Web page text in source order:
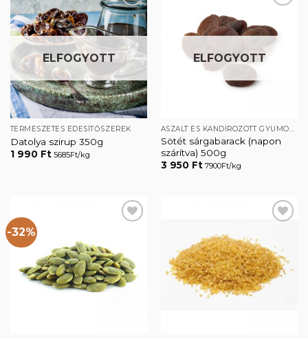
Kedvencekhez
ELFOGYOTT
TERMÉSZETES ÉDESÍTŐSZEREK
Datolya szirup 350g
1 990 Ft5685Ft/kg
Kedvencekhez
ELFOGYOTT
ASZALT ÉS KANDÍROZOTT GYÜMÖLCSÖK
Sötét sárgabarack (napon
szárítva) 500g
3 950 Ft7900Ft/kg
-32%
Kedvencekhez Kedvencekhez